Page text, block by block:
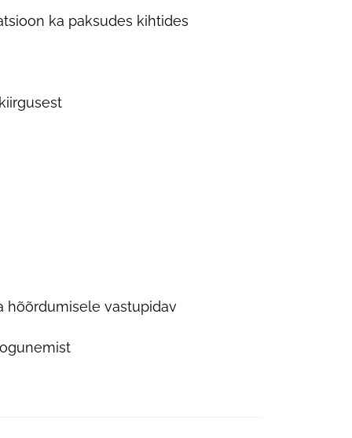
ka paksudes kihtides
hõõrdumisele vastupidav